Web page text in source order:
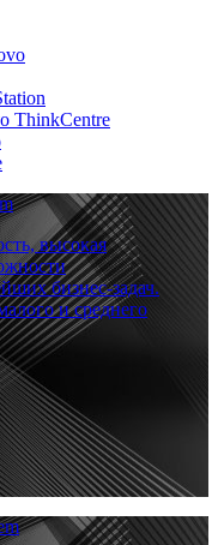
ThinkCentre
высокая
бизнес-задач.
и среднего